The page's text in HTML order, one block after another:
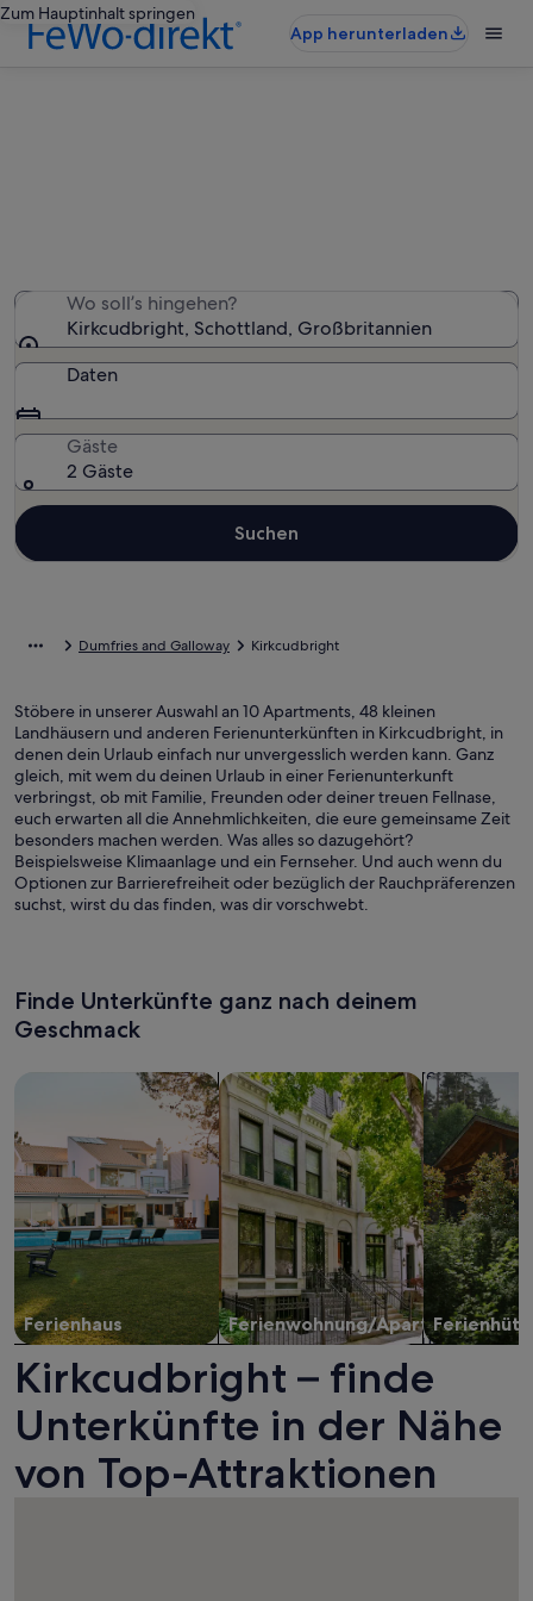
Zum Hauptinhalt springen
App herunterladen
Wo soll’s hingehen?
Kirkcudbright, Schottland, Großbritannien
Daten
Gäste
2 Gäste
Suchen
Dumfries and Galloway Kirkcudbright
Stöbere in unserer Auswahl an 10 Apartments, 48 kleinen
Landhäusern und anderen Ferienunterkünften in Kirkcudbright, in
denen dein Urlaub einfach nur unvergesslich werden kann. Ganz
gleich, mit wem du deinen Urlaub in einer Ferienunterkunft
verbringst, ob mit Familie, Freunden oder deiner treuen Fellnase,
euch erwarten all die Annehmlichkeiten, die eure gemeinsame Zeit
besonders machen werden. Was alles so dazugehört?
Beispielsweise Klimaanlage und ein Fernseher. Und auch wenn du
Optionen zur Barrierefreiheit oder bezüglich der Rauchpräferenzen
suchst, wirst du das finden, was dir vorschwebt.
Finde Unterkünfte ganz nach deinem
Geschmack
Ferienhaus
Suche nach Ferienhäusern
Ferienwohnung/Apartment
Suche nach Ferienwohnungen oder
Suche nach
Kirkcudbright – finde
Unterkünfte in der Nähe
von Top-Attraktionen